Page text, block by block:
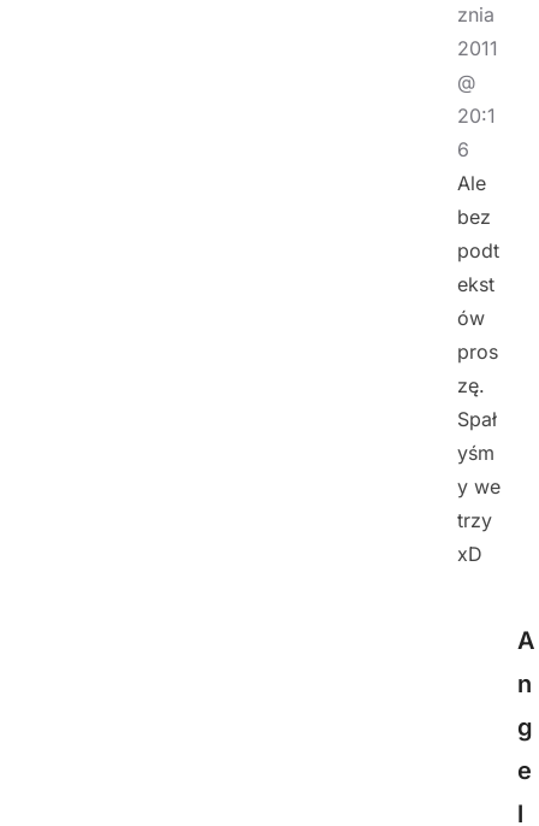
znia
2011
@
20:1
6
Ale
bez
podt
ekst
ów
pros
zę.
Spał
yśm
y we
trzy
xD
A
n
g
e
l